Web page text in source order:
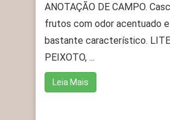
ANOTAÇÃO DE CAMPO.
frutos com odor acentuado
bastante característico.
PEIXOTO, ...
Leia Mais